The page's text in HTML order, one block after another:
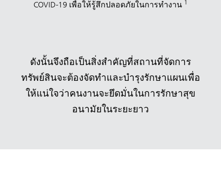
COVID-19 เพื่อให้รู้สึกปลอดภัยในการทำงาน 1
ดังนั้นจึงถือเป็นสิ่งสำคัญที่สถานที่จัดการ
ทรัพย์สินจะต้องจัดทำและบำรุงรักษาแผนเพื่อ
ให้แน่ใจว่าคนงานจะยึดมั่นในการรักษาสุข
อนามัยในระยะยาว